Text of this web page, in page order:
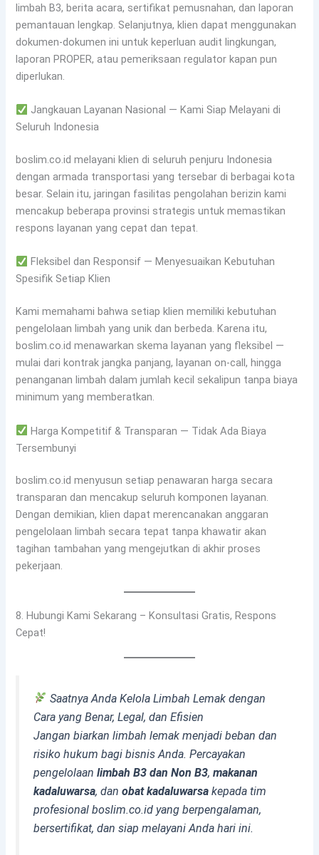
limbah B3, berita acara, sertifikat pemusnahan, dan laporan
pemantauan lengkap. Selanjutnya, klien dapat menggunakan
dokumen-dokumen ini untuk keperluan audit lingkungan,
laporan PROPER, atau pemeriksaan regulator kapan pun
diperlukan.
Jangkauan Layanan Nasional — Kami Siap Melayani di
Seluruh Indonesia
boslim.co.id melayani klien di seluruh penjuru Indonesia
dengan armada transportasi yang tersebar di berbagai kota
besar. Selain itu, jaringan fasilitas pengolahan berizin kami
mencakup beberapa provinsi strategis untuk memastikan
respons layanan yang cepat dan tepat.
Fleksibel dan Responsif — Menyesuaikan Kebutuhan
Spesifik Setiap Klien
Kami memahami bahwa setiap klien memiliki kebutuhan
pengelolaan limbah yang unik dan berbeda. Karena itu,
boslim.co.id menawarkan skema layanan yang fleksibel —
mulai dari kontrak jangka panjang, layanan on-call, hingga
penanganan limbah dalam jumlah kecil sekalipun tanpa biaya
minimum yang memberatkan.
Harga Kompetitif & Transparan — Tidak Ada Biaya
Tersembunyi
boslim.co.id menyusun setiap penawaran harga secara
transparan dan mencakup seluruh komponen layanan.
Dengan demikian, klien dapat merencanakan anggaran
pengelolaan limbah secara tepat tanpa khawatir akan
tagihan tambahan yang mengejutkan di akhir proses
pekerjaan.
8. Hubungi Kami Sekarang – Konsultasi Gratis, Respons
Cepat!
Saatnya Anda Kelola Limbah Lemak dengan
Cara yang Benar, Legal, dan Efisien
Jangan biarkan limbah lemak menjadi beban dan
risiko hukum bagi bisnis Anda. Percayakan
pengelolaanlimbah B3 dan Non B3,makanan
kadaluwarsa, danobat kadaluwarsa kepada tim
profesional boslim.co.id yang berpengalaman,
bersertifikat, dan siap melayani Anda hari ini.